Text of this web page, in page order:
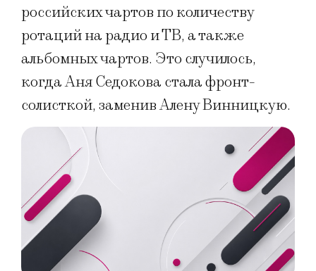
российских чартов по количеству
ротаций на радио и ТВ, а также
альбомных чартов. Это случилось,
когда Аня Седокова стала фронт-
солисткой, заменив Алену Винницкую.